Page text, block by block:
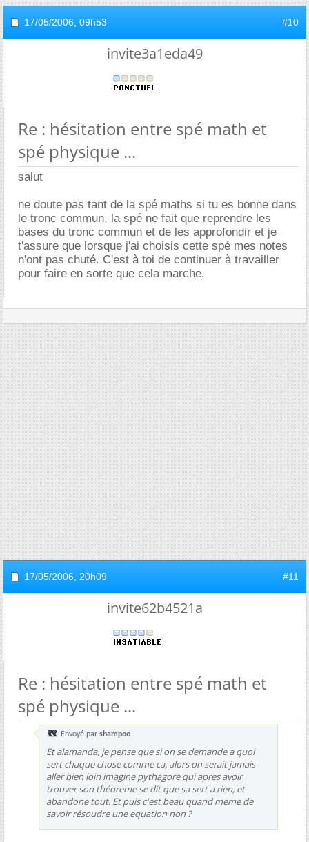
17/05/2006, 09h53 #10
invite3a1eda49
Re : hésitation entre spé math et
spé physique ...
salut
ne doute pas tant de la spé maths si tu es bonne dans
le tronc commun, la spé ne fait que reprendre les
bases du tronc commun et de les approfondir et je
t'assure que lorsque j'ai choisis cette spé mes notes
n'ont pas chuté. C'est à toi de continuer à travailler
pour faire en sorte que cela marche.
17/05/2006, 20h09 #11
invite62b4521a
Re : hésitation entre spé math et
spé physique ...
Envoyé par shampoo
Et alamanda, je pense que si on se demande a quoi
sert chaque chose comme ca, alors on serait jamais
aller bien loin imagine pythagore qui apres avoir
trouver son théoreme se dit que sa sert a rien, et
abandone tout. Et puis c'est beau quand meme de
savoir résoudre une equation non ?